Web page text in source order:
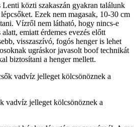
Lenti közti szakaszán gyakran találunk
Ezek nem magasak, 10-30 cm
Vízről nem látható, hogy nincs-e
emiatt érdemes evezés előtt
visszaszívó, fogós henger is lehet
ugráskor javasolt boof technikát
biztosítani a henger mellett.
vadvíz jelleget kölcsönöznek a